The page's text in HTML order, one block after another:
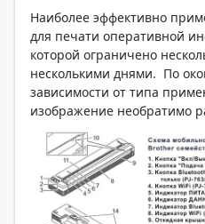
Наиболее эффективно
для печати оперативной
которой ограничено
несколькими днями. По
зависимости от типа
изображение необратимо